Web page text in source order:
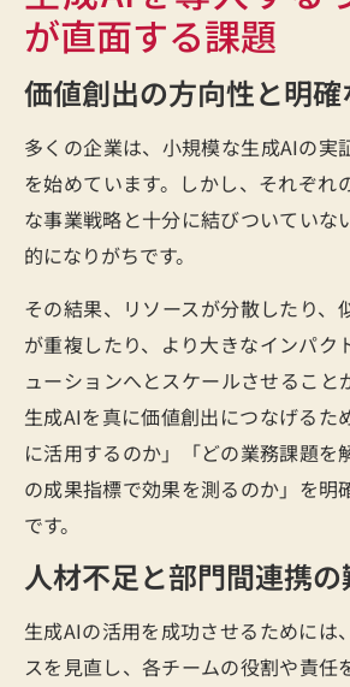
が直面する課題
価値創出の方向性と明
多くの企業は、小規模な生成AIの実
を始めています。しかし、それぞれ
な事業戦略と十分に結びついていな
的になりがちです。
その結果、リソースが分散したり、
が重複したり、より大きなインパク
ューションへとスケールさせること
生成AIを真に価値創出につなげるた
に活用するのか」「どの業務課題を
の成果指標で効果を測るのか」を明
です。
人材不足と部門間連携の
生成AIの活用を成功させるためには
スを見直し、各チームの役割や責任